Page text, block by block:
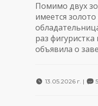
Помимо двух
имеется
раз
объявила о
13.05.2026 г. |